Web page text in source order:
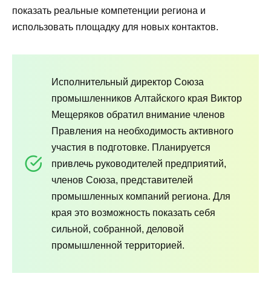
показать реальные компетенции региона и
использовать площадку для новых контактов.
Исполнительный директор Союза
промышленников Алтайского края Виктор
Мещеряков обратил внимание членов
Правления на необходимость активного
участия в подготовке. Планируется
привлечь руководителей предприятий,
членов Союза, представителей
промышленных компаний региона. Для
края это возможность показать себя
сильной, собранной, деловой
промышленной территорией.